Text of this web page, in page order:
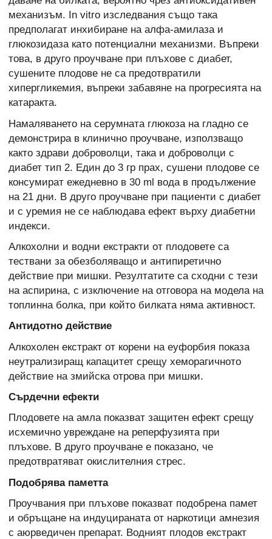
механизъм. In vitro изследвания също така
предполагат инхибиране на алфа-амилаза и
глюкозидаза като потенциални механизми. Въпреки
това, в друго проучване при плъхове с диабет,
сушените плодове не са предотвратили
хипергликемия, въпреки забавяне на прогресията на
катаракта.
Намаляването на серумната глюкоза на гладно се
демонстрира в клинично проучване, използващо
както здрави доброволци, така и доброволци с
диабет тип 2. Един до 3 гр прах, сушени плодове се
консумират ежедневно в 30 ml вода в продължение
на 21 дни. В друго проучване при пациенти с диабет
и с уремия не се наблюдава ефект върху диабетни
индекси.
Алкохолни и водни екстракти от плодовете са
тествани за обезболяващо и антипиретично
действие при мишки. Резултатите са сходни с тези
на аспирина, с изключение на отговора на модела на
топлинна болка, при който билката няма активност.
Антидотно действие
Алкохолен екстракт от корени на еуфорбия показа
неутрализиращ капацитет срещу хеморагичното
действие на змийска отрова при мишки.
Сърдечни ефекти
Плодовете на амла показват защитен ефект срещу
исхемично увреждане на реперфузията при
плъхове. В друго проучване е показано, че
предотвратяват окислителния стрес.
Подобрява паметта
Проучвания при плъхове показват подобрена памет
и обръщане на индуцираната от наркотици амнезия
с аюрведичен препарат. Водният плодов екстракт